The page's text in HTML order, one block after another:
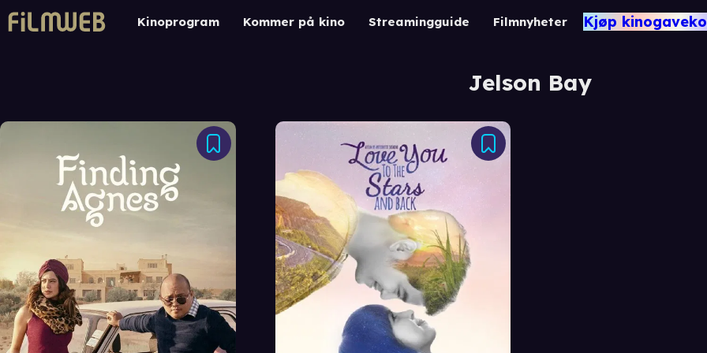
Kinoprogram Kommer på kino Streamingguide Filmnyheter Kjøp
Jelson Bay